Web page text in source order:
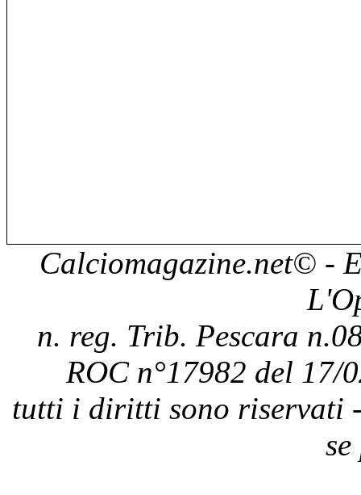
Calciomagazine.net© -
n. reg. Trib. Pescara
ROC n°17982 del 17/
tutti i diritti sono riservati